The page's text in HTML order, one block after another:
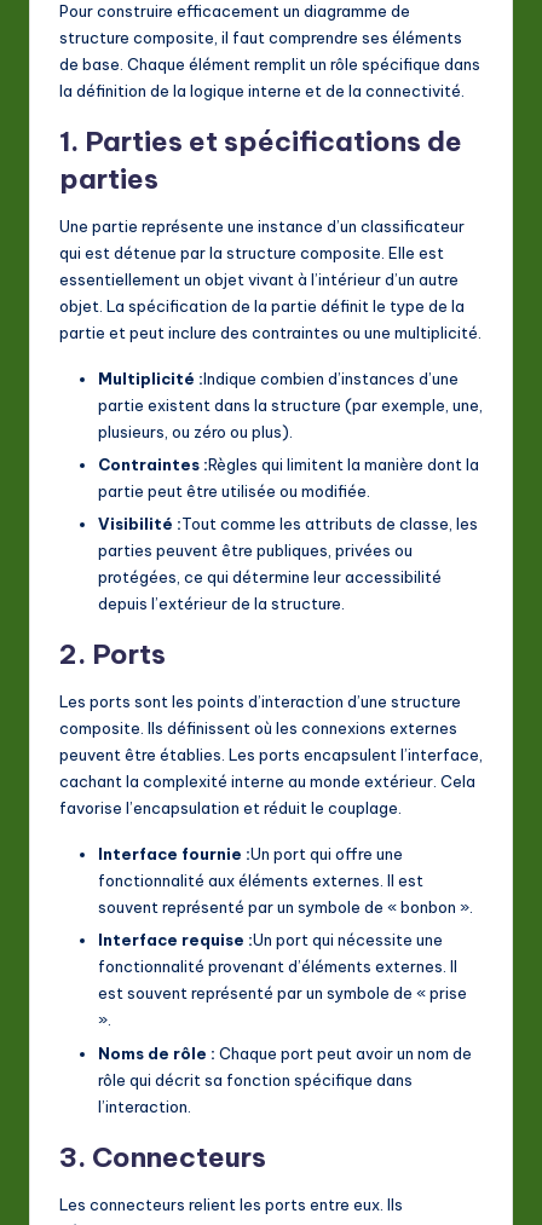
Pour construire efficacement un diagramme de
structure composite, il faut comprendre ses éléments
de base. Chaque élément remplit un rôle spécifique dans
la définition de la logique interne et de la connectivité.
1. Parties et spécifications de
parties
Une partie représente une instance d’un classificateur
qui est détenue par la structure composite. Elle est
essentiellement un objet vivant à l’intérieur d’un autre
objet. La spécification de la partie définit le type de la
partie et peut inclure des contraintes ou une multiplicité.
Multiplicité :Indique combien d’instances d’une
partie existent dans la structure (par exemple, une,
plusieurs, ou zéro ou plus).
Contraintes :Règles qui limitent la manière dont la
partie peut être utilisée ou modifiée.
Visibilité :Tout comme les attributs de classe, les
parties peuvent être publiques, privées ou
protégées, ce qui détermine leur accessibilité
depuis l’extérieur de la structure.
2. Ports
Les ports sont les points d’interaction d’une structure
composite. Ils définissent où les connexions externes
peuvent être établies. Les ports encapsulent l’interface,
cachant la complexité interne au monde extérieur. Cela
favorise l’encapsulation et réduit le couplage.
Interface fournie :Un port qui offre une
fonctionnalité aux éléments externes. Il est
souvent représenté par un symbole de « bonbon ».
Interface requise :Un port qui nécessite une
fonctionnalité provenant d’éléments externes. Il
est souvent représenté par un symbole de « prise
».
Noms de rôle : Chaque port peut avoir un nom de
rôle qui décrit sa fonction spécifique dans
l’interaction.
3. Connecteurs
Les connecteurs relient les ports entre eux. Ils